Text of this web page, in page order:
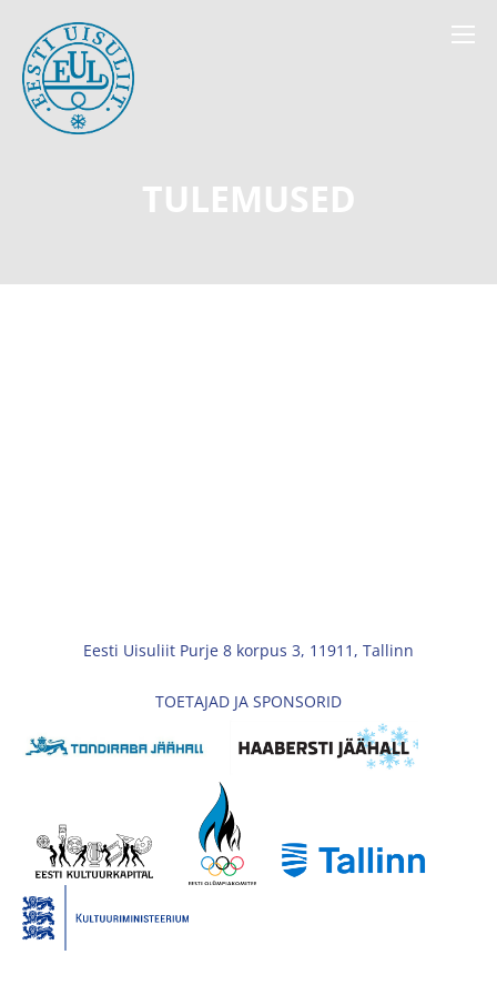
TULEMUSED
Eesti Uisuliit Purje 8 korpus 3, 11911, Tallinn
TOETAJAD JA SPONSORID